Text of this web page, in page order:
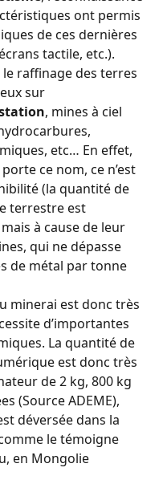
ont permis
de ces dernières
tactile, etc.).
raffinage des terres
sur
, mines à ciel
etc… En effet,
ce nom, ce n’est
(la quantité de
terrestre est
à cause de leur
qui ne dépasse
de métal par tonne
minerai est donc très
d’importantes
La quantité de
est donc très
de 2 kg, 800 kg
(Source ADEME),
déversée dans la
le témoigne
en Mongolie